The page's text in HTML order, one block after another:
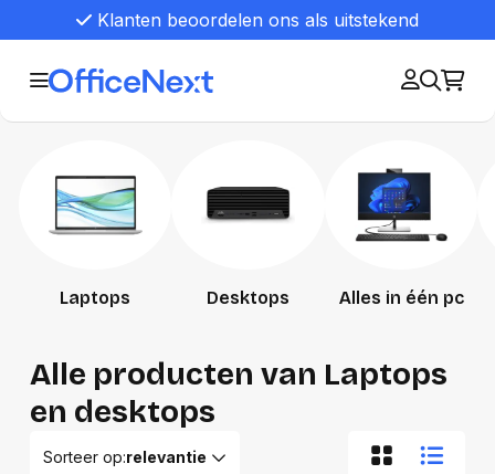
Klanten beoordelen ons als uitstekend
Laptops Desktops Alles in één pc
Alle producten van Laptops
en desktops
Sorteer op:relevantie